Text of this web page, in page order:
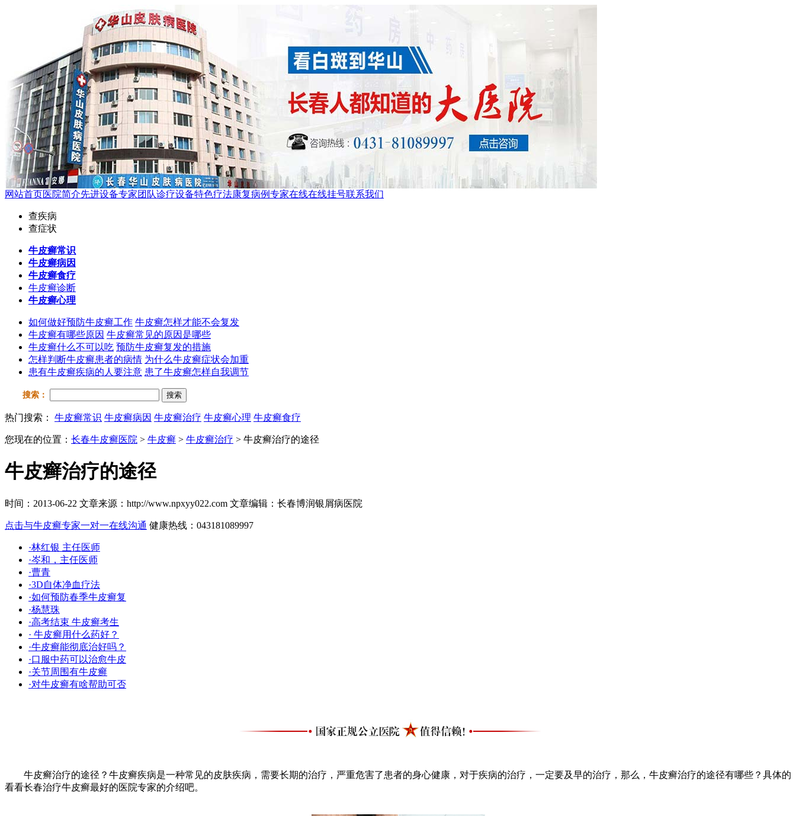
网站首页医院简介先进设备专家团队诊疗设备特色疗法康复病例专家在线在线挂号联系我们
查疾病
查症状
牛皮癣常识
牛皮癣病因
牛皮癣食疗
牛皮癣诊断
牛皮癣心理
如何做好预防牛皮癣工作 牛皮癣怎样才能不会复发
牛皮癣有哪些原因 牛皮癣常见的原因是哪些
牛皮癣什么不可以吃 预防牛皮癣复发的措施
怎样判断牛皮癣患者的病情 为什么牛皮癣症状会加重
患有牛皮癣疾病的人要注意 患了牛皮癣怎样自我调节
搜索： 搜索
热门搜索： 牛皮癣常识 牛皮癣病因 牛皮癣治疗 牛皮癣心理 牛皮癣食疗
您现在的位置： 长春牛皮癣医院 > 牛皮癣 > 牛皮癣治疗 > 牛皮癣治疗的途径
牛皮癣治疗的途径
时间：2013-06-22 文章来源：http://www.npxyy022.com 文章编辑：长春博润银屑病医院
点击与牛皮癣专家一对一在线沟通 健康热线：043181089997
·林红银 主任医师
·岑和，主任医师
·曹青
·3D自体净血疗法
·如何预防春季牛皮癣复
·杨慧珠
·高考结束 牛皮癣考生
· 牛皮癣用什么药好？
·牛皮癣能彻底治好吗？
·口服中药可以治愈牛皮
·关节周围有牛皮癣
·对牛皮癣有啥帮助可否
牛皮癣治疗的途径？牛皮癣疾病是一种常见的皮肤疾病，需要长期的治疗，严重危害了患者的身心健康，对于疾病的治疗，一定要及早的治疗，那么，牛皮癣治疗的途径有哪些？具体的
看看长春治疗牛皮癣最好的医院专家的介绍吧。